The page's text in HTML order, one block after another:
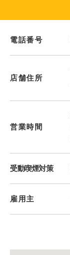
電話番号
店舗住所
営業時間
受動喫煙対策
雇用主